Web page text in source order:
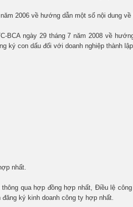
2006 về hướng dẫn một số nội dung
BCA ngày 29 tháng 7 năm 2008 về
ký con dấu đối với doanh nghiệp thành
nhất.
qua hợp đồng hợp nhất, Điều lệ
ký kinh doanh công ty hợp nhất.